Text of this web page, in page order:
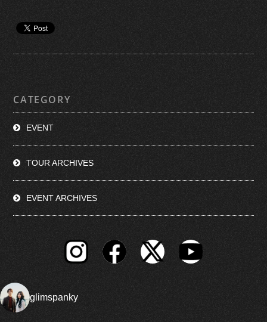
CATEGORY
EVENT
TOUR ARCHIVES
EVENT ARCHIVES
glimspanky